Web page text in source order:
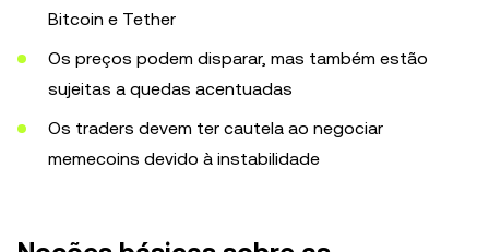
Bitcoin e Tether
Os preços podem disparar, mas também estão
sujeitas a quedas acentuadas
Os traders devem ter cautela ao negociar
memecoins devido à instabilidade